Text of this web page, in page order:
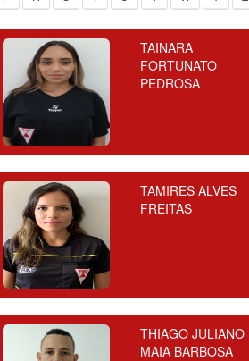
TAINARA
FORTUNATO
PEDROSA
TAMIRES ALVES
FREITAS
THIAGO JULIANO
MAIA BARBOSA